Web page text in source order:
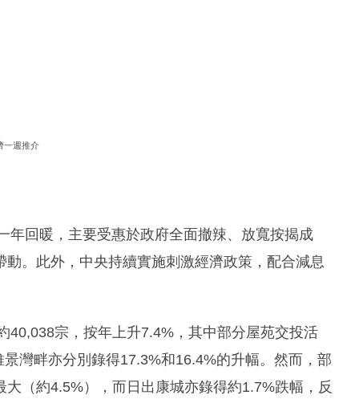
一週推介
年回暖，主要受惠於政府全面撤辣、放寬按揭成
。此外，中央持續實施刺激經濟政策，配合減息
40,038宗，按年上升7.4%，其中部分屋苑交投活
灣畔亦分別錄得17.3%和16.4%的升幅。然而，部
（約4.5%），而日出康城亦錄得約1.7%跌幅，反